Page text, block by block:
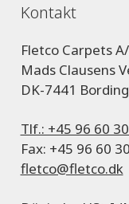
Kontakt
Fletco Carpets
Mads Clausens
DK-7441 Bording
Tlf.: +45 96 60
Fax: +45 96 60
fletco@fletco.dk